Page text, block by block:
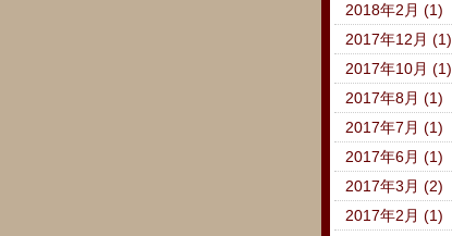
2018年2月 (1)
2017年12月 (1)
2017年10月 (1)
2017年8月 (1)
2017年7月 (1)
2017年6月 (1)
2017年3月 (2)
2017年2月 (1)